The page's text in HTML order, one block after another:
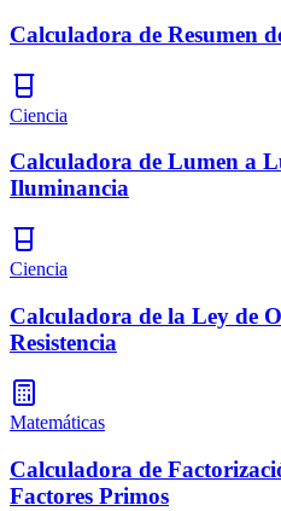
Calculadora de Resumen
Ciencia
Calculadora de Lumen a
Iluminancia
Ciencia
Calculadora de la Ley de
Resistencia
Matemáticas
Calculadora de
Factores Primos